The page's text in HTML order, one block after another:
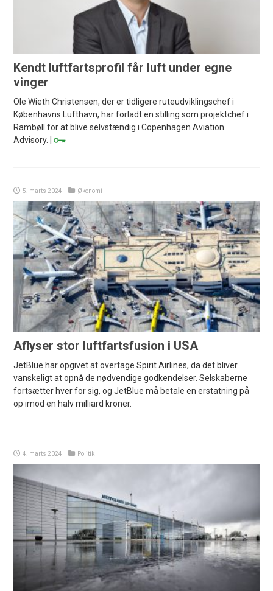
Kendt luftfartsprofil får luft under egne
vinger
Ole Wieth Christensen, der er tidligere ruteudviklingschef i
Københavns Lufthavn, har forladt en stilling som projektchef i
Rambøll for at blive selvstændig i Copenhagen Aviation
Advisory. |
5. marts 2024 Økonomi
Aflyser stor luftfartsfusion i USA
JetBlue har opgivet at overtage Spirit Airlines, da det bliver
vanskeligt at opnå de nødvendige godkendelser. Selskaberne
fortsætter hver for sig, og JetBlue må betale en erstatning på
op imod en halv milliard kroner.
4. marts 2024 Politik